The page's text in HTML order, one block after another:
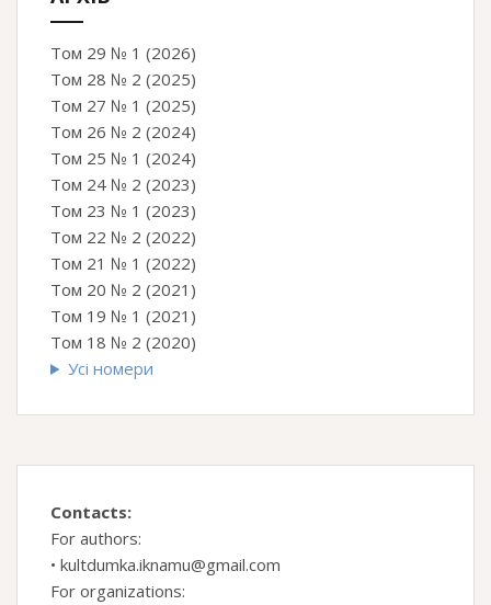
Том 29 № 1 (2026)
Том 28 № 2 (2025)
Том 27 № 1 (2025)
Том 26 № 2 (2024)
Том 25 № 1 (2024)
Том 24 № 2 (2023)
Том 23 № 1 (2023)
Том 22 № 2 (2022)
Том 21 № 1 (2022)
Том 20 № 2 (2021)
Том 19 № 1 (2021)
Том 18 № 2 (2020)
Усі номери
Contacts:
For authors:
• kultdumka.iknamu@gmail.com
For organizations: